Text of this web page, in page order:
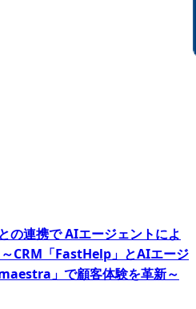
連携で AIエージェントによ
CRM「FastHelp」とAIエージ
」で顧客体験を革新～